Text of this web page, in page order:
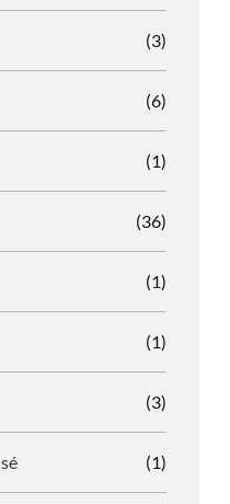
(3)
(6)
(1)
(36)
(1)
(1)
(3)
(1)